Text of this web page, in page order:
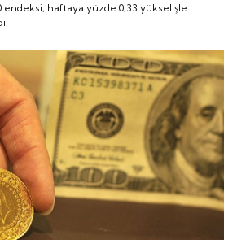
endeksi, haftaya yüzde 0,33 yükselişle